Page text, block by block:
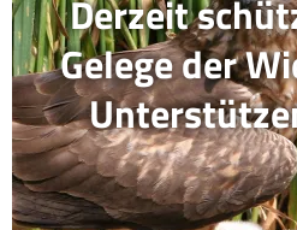
Derzeit
Gelege der